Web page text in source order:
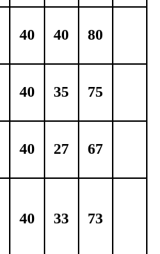
40 40 80
40 35 75
40 27 67
40 33 73